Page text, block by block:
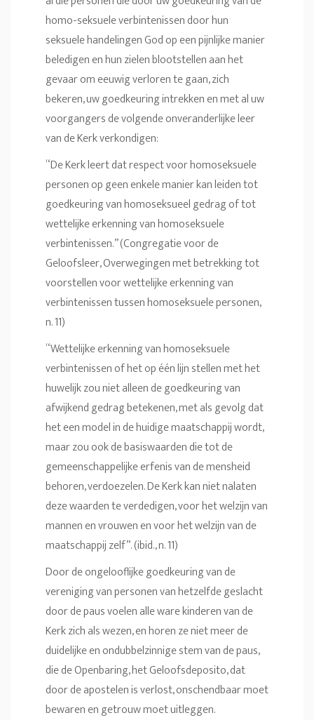
homo-seksuele verbintenissen door hun
seksuele handelingen God op een pijnlijke manier
beledigen en hun zielen blootstellen aan het
gevaar om eeuwig verloren te gaan, zich
bekeren, uw goedkeuring intrekken en met al uw
voorgangers de volgende onveranderlijke leer
van de Kerk verkondigen:
“De Kerk leert dat respect voor homoseksuele
personen op geen enkele manier kan leiden tot
goedkeuring van homoseksueel gedrag of tot
wettelijke erkenning van homoseksuele
verbintenissen.” (Congregatie voor de
Geloofsleer, Overwegingen met betrekking tot
voorstellen voor wettelijke erkenning van
verbintenissen tussen homoseksuele personen,
n. 11)
“Wettelijke erkenning van homoseksuele
verbintenissen of het op één lijn stellen met het
huwelijk zou niet alleen de goedkeuring van
afwijkend gedrag betekenen, met als gevolg dat
het een model in de huidige maatschappij wordt,
maar zou ook de basiswaarden die tot de
gemeenschappelijke erfenis van de mensheid
behoren, verdoezelen. De Kerk kan niet nalaten
deze waarden te verdedigen, voor het welzijn van
mannen en vrouwen en voor het welzijn van de
maatschappij zelf”. (ibid., n. 11)
Door de ongelooflijke goedkeuring van de
vereniging van personen van hetzelfde geslacht
door de paus voelen alle ware kinderen van de
Kerk zich als wezen, en horen ze niet meer de
duidelijke en ondubbelzinnige stem van de paus,
die de Openbaring, het Geloofsdeposito, dat
door de apostelen is verlost, onschendbaar moet
bewaren en getrouw moet uitleggen.